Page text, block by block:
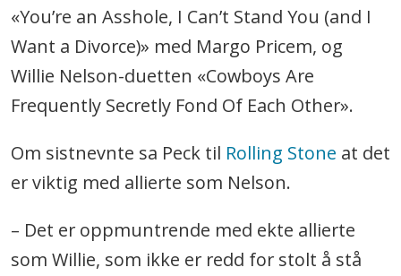
«You’re an Asshole, I Can’t Stand You (and I
Want a Divorce)» med Margo Pricem, og
Willie Nelson-duetten «Cowboys Are
Frequently Secretly Fond Of Each Other».
Om sistnevnte sa Peck til Rolling Stone at det
er viktig med allierte som Nelson.
– Det er oppmuntrende med ekte allierte
som Willie, som ikke er redd for stolt å stå